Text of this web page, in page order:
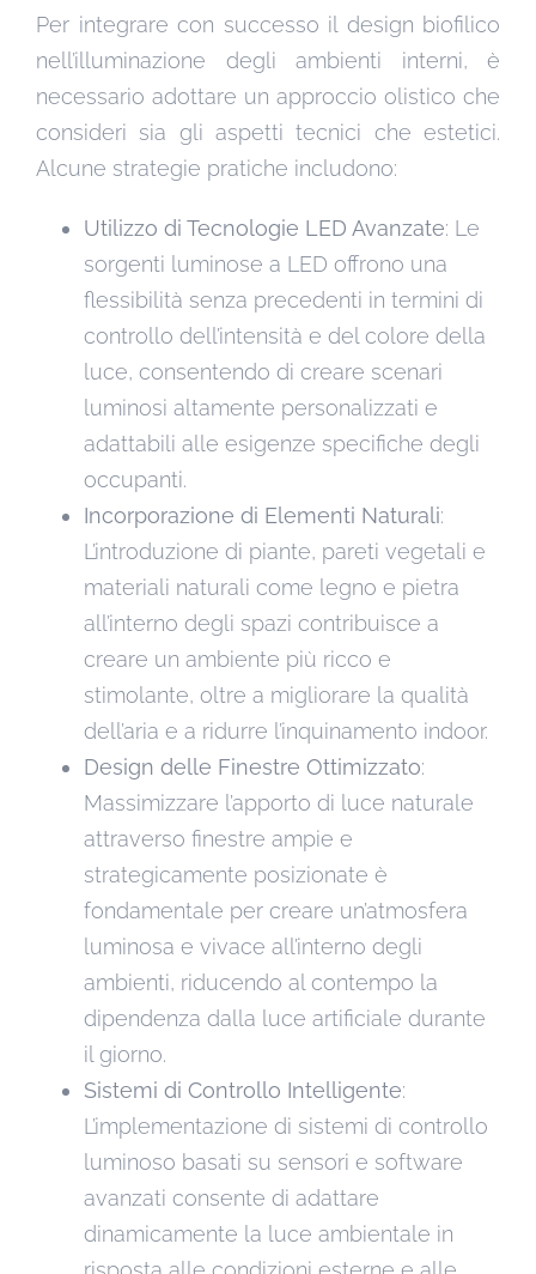
Per integrare con successo il design biofilico
nell’illuminazione degli ambienti interni, è
necessario adottare un approccio olistico che
consideri sia gli aspetti tecnici che estetici.
Alcune strategie pratiche includono:
Utilizzo di Tecnologie LED Avanzate: Le
sorgenti luminose a LED offrono una
flessibilità senza precedenti in termini di
controllo dell’intensità e del colore della
luce, consentendo di creare scenari
luminosi altamente personalizzati e
adattabili alle esigenze specifiche degli
occupanti.
Incorporazione di Elementi Naturali:
L’introduzione di piante, pareti vegetali e
materiali naturali come legno e pietra
all’interno degli spazi contribuisce a
creare un ambiente più ricco e
stimolante, oltre a migliorare la qualità
dell’aria e a ridurre l’inquinamento indoor.
Design delle Finestre Ottimizzato:
Massimizzare l’apporto di luce naturale
attraverso finestre ampie e
strategicamente posizionate è
fondamentale per creare un’atmosfera
luminosa e vivace all’interno degli
ambienti, riducendo al contempo la
dipendenza dalla luce artificiale durante
il giorno.
Sistemi di Controllo Intelligente:
L’implementazione di sistemi di controllo
luminoso basati su sensori e software
avanzati consente di adattare
dinamicamente la luce ambientale in